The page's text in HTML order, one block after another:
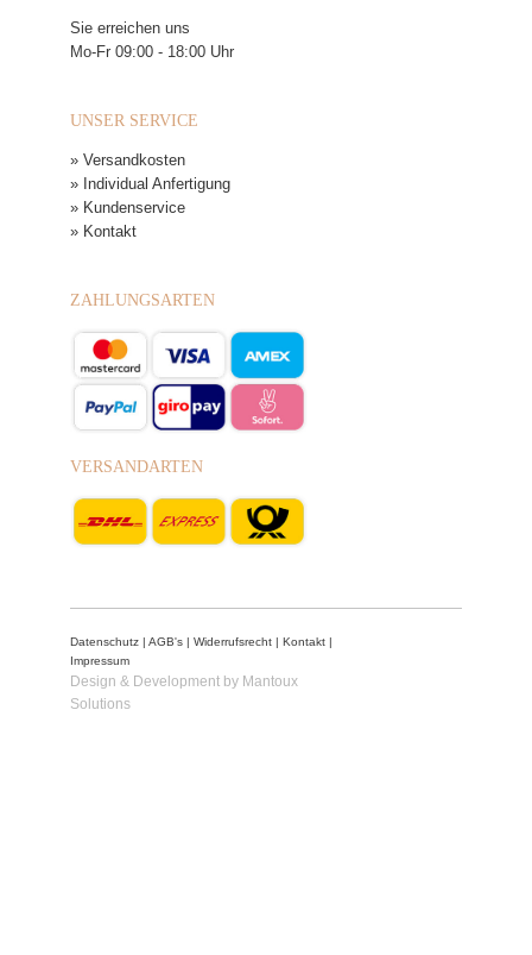
Sie erreichen uns
Mo-Fr 09:00 - 18:00 Uhr
UNSER SERVICE
» Versandkosten
» Individual Anfertigung
» Kundenservice
» Kontakt
ZAHLUNGSARTEN
VERSANDARTEN
Datenschutz AGB's Widerrufsrecht Kontakt
Impressum
Design & Development by Mantoux
Solutions